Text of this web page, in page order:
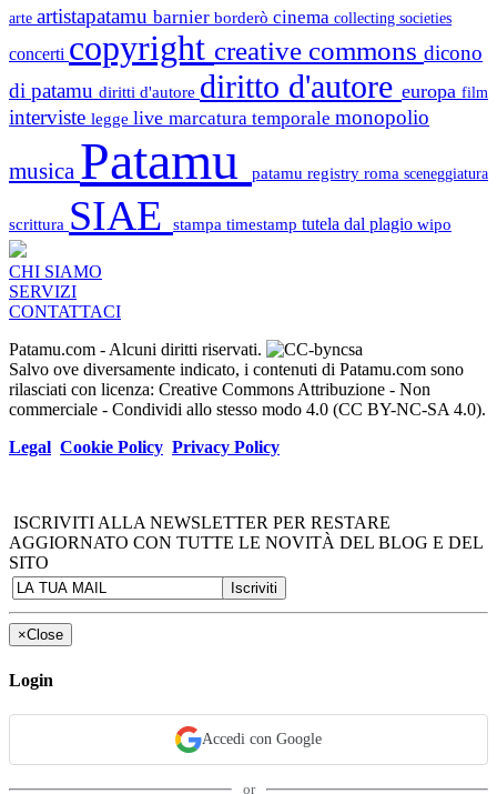
arte artistapatamu barnier borderò cinema collecting societies
concerti copyright creative commons dicono
di patamu diritti d'autore diritto d'autore europa film
interviste legge live marcatura temporale monopolio
musica Patamu patamu registry roma sceneggiatura
scrittura SIAE stampa timestamp tutela dal plagio wipo
CHI SIAMO
SERVIZI
CONTATTACI
Patamu.com - Alcuni diritti riservati.
Salvo ove diversamente indicato, i contenuti di Patamu.com sono
rilasciati con licenza: Creative Commons Attribuzione - Non
commerciale - Condividi allo stesso modo 4.0 (CC BY-NC-SA 4.0).
Legal Cookie Policy Privacy Policy
ISCRIVITI ALLA NEWSLETTER PER RESTARE
AGGIORNATO CON TUTTE LE NOVITÀ DEL BLOG E DEL
SITO
×Close
Login
Accedi con Google
or